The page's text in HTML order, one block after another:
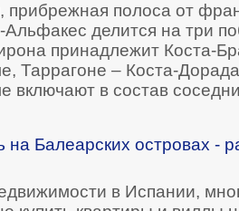
прибрежная полоса от
Альфакес делится на три
принадлежит Коста-
Таррагоне – Коста-
включают в состав
Балеарских островах -
в Испании,